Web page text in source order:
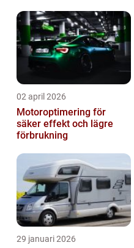
02 april 2026
Motoroptimering för
säker effekt och lägre
förbrukning
29 januari 2026